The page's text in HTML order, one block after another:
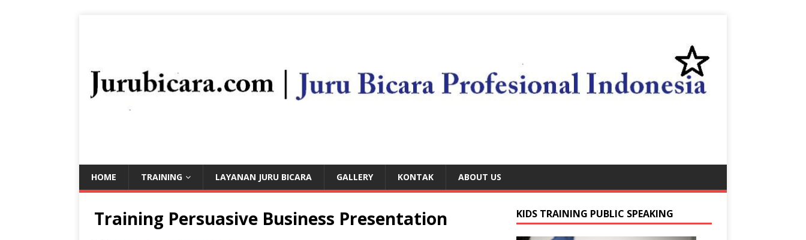
HOME TRAINING LAYANAN JURU BICARA GALLERY KONTAK ABOUT US
Training Persuasive Business Presentation KIDS TRAINING PUBLIC SPEAKING